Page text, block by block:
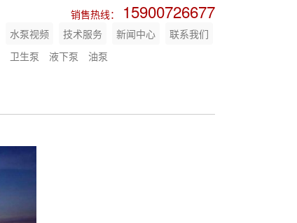
销售热线： 15900726677
水泵视频 技术服务 新闻中心
联系我们
卫生泵 液下泵 油泵